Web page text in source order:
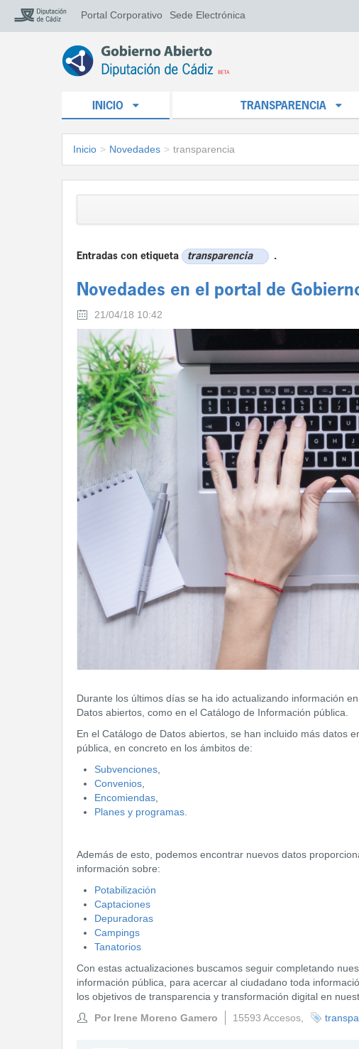
Portal Corporativo Sede Electrónica
INICIO TRANSPARENCIA
Inicio > Novedades > transparencia
Entradas con etiqueta transparencia .
Novedades en el portal de
21/04/18 10:42
Durante los últimos días se ha ido actualizando información
Datos abiertos, como en el Catálogo de Información pública.
En el Catálogo de Datos abiertos, se han incluido más datos
pública, en concreto en los ámbitos de:
Subvenciones
Convenios
Encomiendas
Planes y programas.
Además de esto, podemos encontrar nuevos datos
información sobre:
Potabilización
Captaciones
Depuradoras
Campings
Tanatorios
Con estas actualizaciones buscamos seguir completando
información pública, para acercar al ciudadano toda
los objetivos de transparencia y transformación digital en
Por Irene Moreno Gamero
15593 Accesos,